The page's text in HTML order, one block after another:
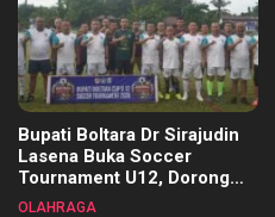
Bupati Boltara Dr Sirajudin
Lasena Buka Soccer
Tournament U12, Dorong
Pembinaan Merata di Setiap
OLAHRAGA